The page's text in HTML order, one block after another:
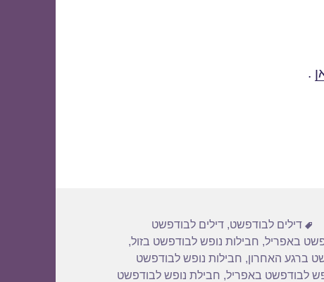
.
תגיות
דילים לבודפשט,דילים לבודפשט
באפריל, חבילות נופש לבודפשט בזול,
ברגע האחרון, חבילות נופש לבודפשט
לבודפשט באפריל, חבילת נופש לבודפשט